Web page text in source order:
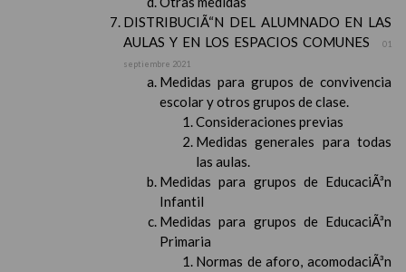
DISTRIBUCIÃ“N DEL ALUMNADO EN LAS
AULAS Y EN LOS ESPACIOS COMUNES
01
septiembre 2021
Medidas para grupos de convivencia
escolar y otros grupos de clase.
Consideraciones previas
Medidas generales para todas
las aulas.
Medidas para grupos de EducaciÃ³n
Infantil
Medidas para grupos de EducaciÃ³n
Primaria
Normas de aforo, acomodaciÃ³n